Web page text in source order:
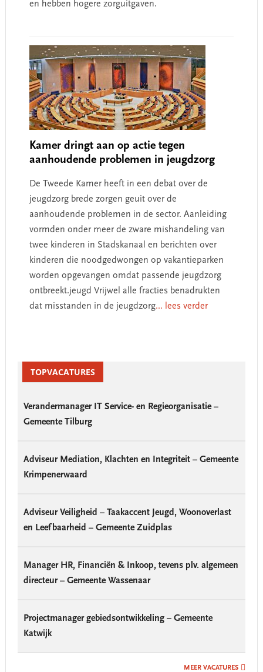
en hebben hogere zorguitgaven.
Kamer dringt aan op actie tegen
aanhoudende problemen in jeugdzorg
De Tweede Kamer heeft in een debat over de
jeugdzorg brede zorgen geuit over de
aanhoudende problemen in de sector. Aanleiding
vormden onder meer de zware mishandeling van
twee kinderen in Stadskanaal en berichten over
kinderen die noodgedwongen op vakantieparken
worden opgevangen omdat passende jeugdzorg
ontbreekt.jeugd Vrijwel alle fracties benadrukten
dat misstanden in de jeugdzorg... lees verder
SidebarTOPVACATURES
Verandermanager IT Service- en Regieorganisatie –
Gemeente Tilburg
Adviseur Mediation, Klachten en Integriteit – Gemeente
Krimpenerwaard
Adviseur Veiligheid – Taakaccent Jeugd, Woonoverlast
en Leefbaarheid – Gemeente Zuidplas
Manager HR, Financiën & Inkoop, tevens plv. algemeen
directeur – Gemeente Wassenaar
Projectmanager gebiedsontwikkeling – Gemeente
Katwijk
MEER VACATURES